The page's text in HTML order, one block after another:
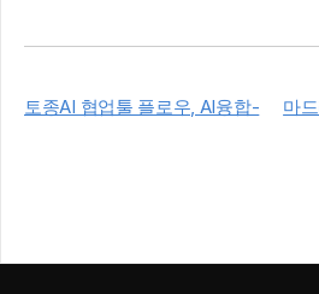
토종AI 협업툴 플로우, AI융합-
마